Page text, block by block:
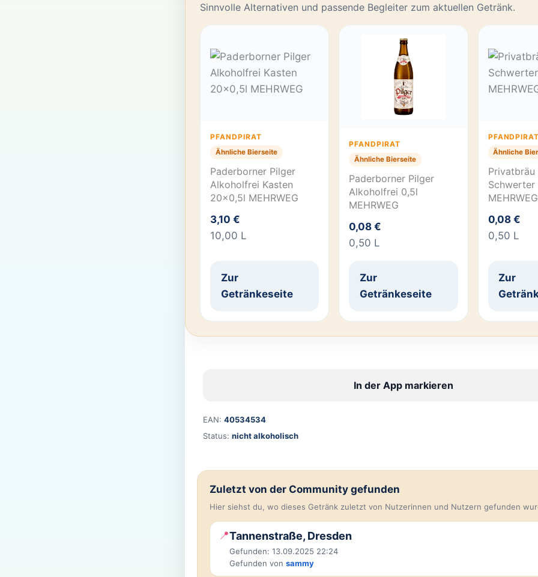
Sinnvolle Alternativen und passende Begleiter zum aktuellen Getränk.
PFANDPIRAT
Ähnliche Bierseite
Paderborner Pilger
Alkoholfrei Kasten
20×0,5l MEHRWEG
3,10 €
10,00 L
Zur
Getränkeseite
PFANDPIRAT
Ähnliche Bierseite
Paderborner Pilger
Alkoholfrei 0,5l
MEHRWEG
0,08 €
0,50 L
Zur
Getränkeseite
Ähnliche
Privatbräu
MEHRWEG
0,08 €
0,50 L
Zur
In der App markieren
EAN: 40534534
Status: nicht alkoholisch
Zuletzt von der Community gefunden
Hier siehst du, wo dieses Getränk zuletzt von Nutzerinnen und Nutzern gefunden
📍Tannenstraße, Dresden
Gefunden: 13.09.2025 22:24
Gefunden von sammy